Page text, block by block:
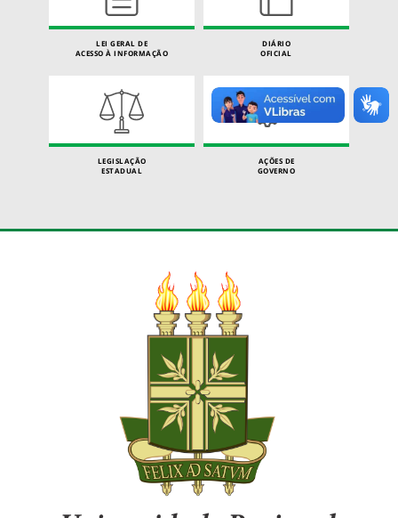
LEI GERAL DE
ACESSO À INFORMAÇÃO
DIÁRIO
OFICIAL
LEGISLAÇÃO
ESTADUAL
AÇÕES DE
GOVERNO